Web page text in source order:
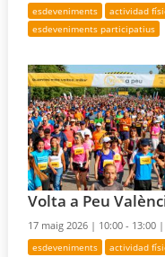
esdeveniments actividad
esdeveniments participatius
Volta a Peu
17 maig 2026 | 10:00 - 13:00 |
esdeveniments actividad